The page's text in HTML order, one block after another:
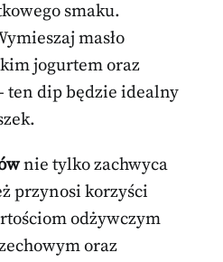
smaku.
masło
jogurtem oraz
ten dip będzie idealny
nie tylko zachwyca
przynosi korzyści
odżywczym
oraz